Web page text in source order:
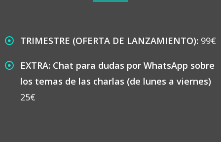
TRIMESTRE (OFERTA DE LANZAMIENTO): 99€
EXTRA: Chat para dudas por WhatsApp sobre
los temas de las charlas (de lunes a viernes)
25€